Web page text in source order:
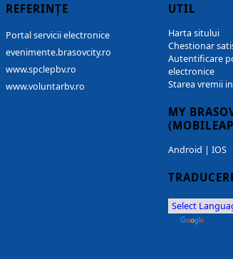
REFERINȚE
Portal servicii electronice
evenimente.brasovcity.ro
www.spclepbv.ro
www.voluntarbv.ro
UTIL
Harta sitului
Chestionar
Autentificare
electronice
Starea vremii
MY
Android | IOS